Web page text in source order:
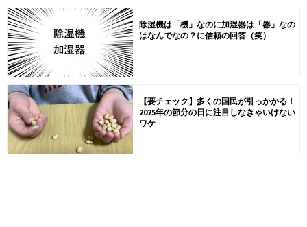
除湿機は「機」なのに加湿器は「器」なの
はなんでなの？に信頼の回答（笑）
【要チェック】多くの国民が引っかかる！
2025年の節分の日に注目しなきゃいけない
ワケ